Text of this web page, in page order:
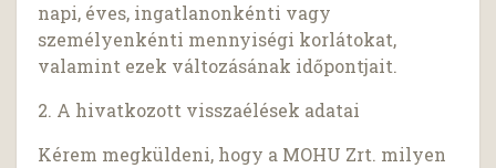
napi, éves, ingatlanonkénti vagy
személyenkénti mennyiségi korlátokat,
valamint ezek változásának időpontjait.
2. A hivatkozott visszaélések adatai
Kérem megküldeni, hogy a MOHU Zrt. milyen